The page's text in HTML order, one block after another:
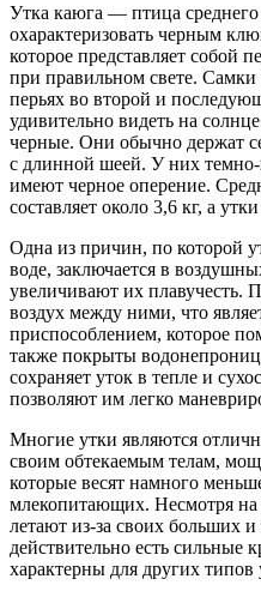
Утка каюга — птица среднего
охарактеризовать черным
которое представляет собой
при правильном свете.
перьях во второй и
удивительно видеть на
черные. Они обычно держат
с длинной шеей. У них темно-
имеют черное оперение.
составляет около 3,6 кг, а
Одна из причин, по которой
воде, заключается в
увеличивают их плавучесть.
воздух между ними, что
приспособлением, которое
также покрыты
сохраняет уток в тепле и
позволяют им легко
Многие утки являются
своим обтекаемым телам,
которые весят намного
млекопитающих. Несмотря на
летают из-за своих больших
действительно есть сильные
характерны для других типов